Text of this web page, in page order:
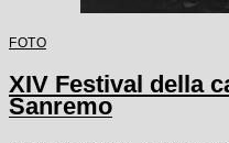
FOTO
XIV Festival della
Sanremo